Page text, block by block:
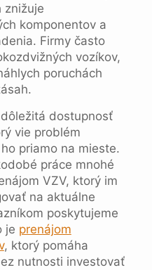
znižuje
komponentov a
Firmy často
vozíkov,
poruchách
dostupnosť
vie problém
priamo na mieste.
práce mnohé
VZV, ktorý im
na aktuálne
poskytujeme
je prenájom
, ktorý pomáha
nutnosti investovať